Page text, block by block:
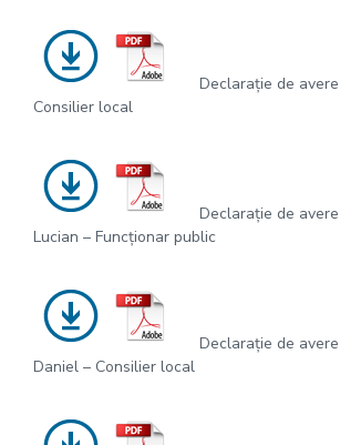
Declarație de
Consilier local
Declarație de
Lucian – Funcționar public
Declarație de
Daniel – Consilier local